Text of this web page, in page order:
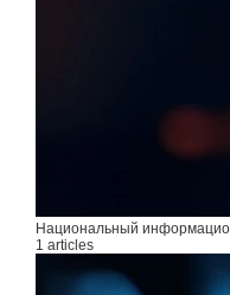
Национальный
1 articles